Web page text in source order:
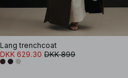
Lang trenchcoat
DKK 629.30 DKK 899